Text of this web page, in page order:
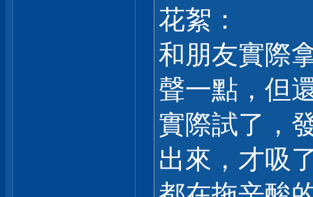
花絮：
和朋友實際
聲一點，但
實際試了，
出來，才吸